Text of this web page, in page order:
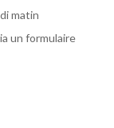
matin
un formulaire